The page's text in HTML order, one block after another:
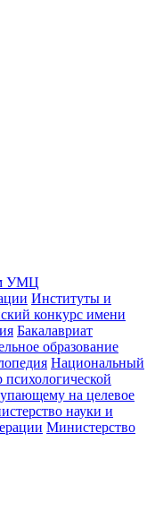
УМЦ
Институты и
конкурс имени
Бакалавриат
образование
Национальный
психологической
на целевое
науки и
Министерство